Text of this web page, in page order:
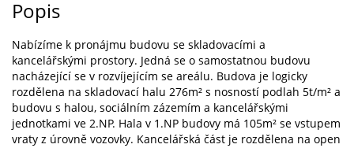
Popis
Nabízíme k pronájmu budovu se skladovacími a
kancelářskými prostory. Jedná se o samostatnou budovu
nacházející se v rozvíjejícím se areálu. Budova je logicky
rozdělena na skladovací halu 276m² s nosností podlah 5t/m² a
budovu s halou, sociálním zázemím a kancelářskými
jednotkami ve 2.NP. Hala v 1.NP budovy má 105m² se vstupem
vraty z úrovně vozovky. Kancelářská část je rozdělena na open